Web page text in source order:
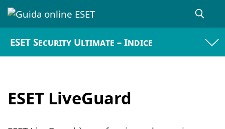
ESET Security Ultimate – Indice
ESET LiveGuard